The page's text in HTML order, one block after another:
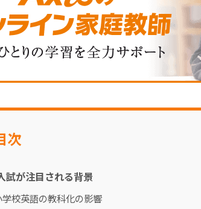
次
試が注目される背景
学校英語の教科化の影響